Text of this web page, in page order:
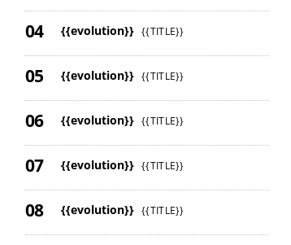
{{evolution}} {{TITLE}}
{{evolution}} {{TITLE}}
{{evolution}} {{TITLE}}
{{evolution}} {{TITLE}}
{{evolution}} {{TITLE}}